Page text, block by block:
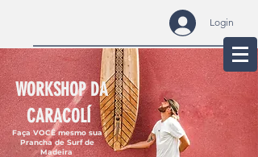
Login
Faça VOCÊ mesmo sua
Prancha de Surf de
Madeira
WORKSHOP DA
CARACOLÍ